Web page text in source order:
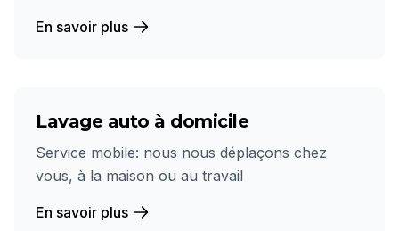
En savoir plus
Lavage auto à domicile
Service mobile: nous nous déplaçons chez
vous, à la maison ou au travail
En savoir plus